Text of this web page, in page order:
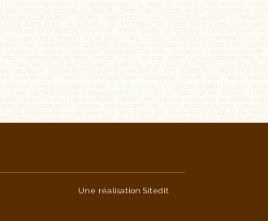
Une réalisation Sitedit